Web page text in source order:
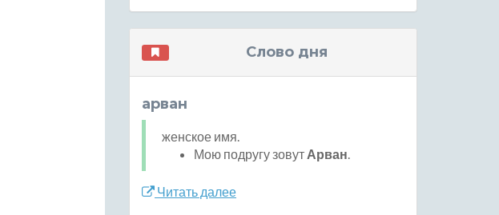
Слово дня
арван
женское имя.
Мою подругу зовут Арван.
Читать далее